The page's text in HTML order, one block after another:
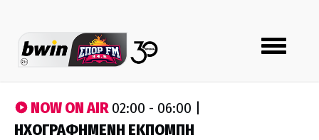
Toggle
navigation
NOW ON AIR02:00 - 06:00 |
ΗΧΟΓΡΑΦΗΜΕΝΗ ΕΚΠΟΜΠΗ